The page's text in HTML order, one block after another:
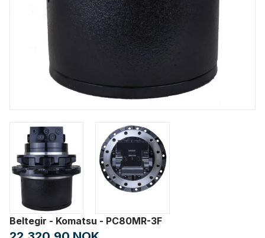
Beltegir - Komatsu - PC80MR-3F